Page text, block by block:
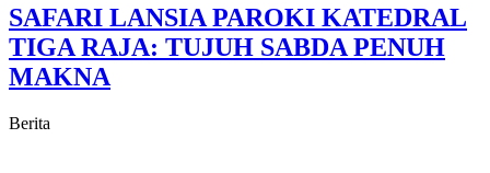
SAFARI LANSIA PAROKI KATEDRAL
TIGA RAJA: TUJUH SABDA PENUH
MAKNA
Berita